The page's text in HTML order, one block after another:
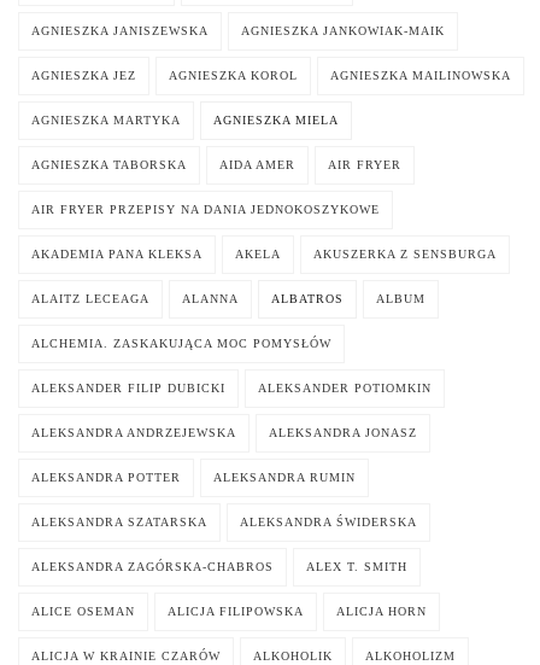
AGNIESZKA JANISZEWSKA AGNIESZKA JANKOWIAK-MAIK
AGNIESZKA JEZ AGNIESZKA KOROL AGNIESZKA MAILINOWSKA
AGNIESZKA MARTYKA AGNIESZKA MIELA
AGNIESZKA TABORSKA AIDA AMER AIR FRYER
AIR FRYER PRZEPISY NA DANIA JEDNOKOSZYKOWE
AKADEMIA PANA KLEKSA AKELA AKUSZERKA Z SENSBURGA
ALAITZ LECEAGA ALANNA ALBATROS ALBUM
ALCHEMIA. ZASKAKUJĄCA MOC POMYSŁÓW
ALEKSANDER FILIP DUBICKI ALEKSANDER POTIOMKIN
ALEKSANDRA ANDRZEJEWSKA ALEKSANDRA JONASZ
ALEKSANDRA POTTER ALEKSANDRA RUMIN
ALEKSANDRA SZATARSKA ALEKSANDRA ŚWIDERSKA
ALEKSANDRA ZAGÓRSKA-CHABROS ALEX T. SMITH
ALICE OSEMAN ALICJA FILIPOWSKA ALICJA HORN
ALICJA W KRAINIE CZARÓW ALKOHOLIK ALKOHOLIZM